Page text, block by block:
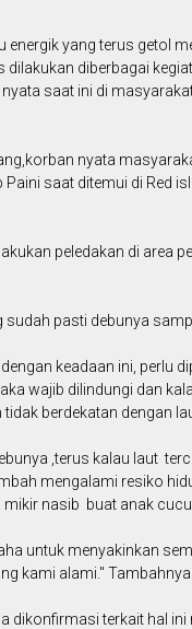
energik yang terus getol
diberbagai
saat ini di
nyata
saat ditemui di Red
peledakan di area
pasti debunya
keadaan ini, perlu
wajib dilindungi dan
berdekatan dengan
,terus kalau laut
mengalami resiko
nasib buat anak
untuk menyakinkan
kami alami." Tambahnya.
dikonfirmasi terkait hal